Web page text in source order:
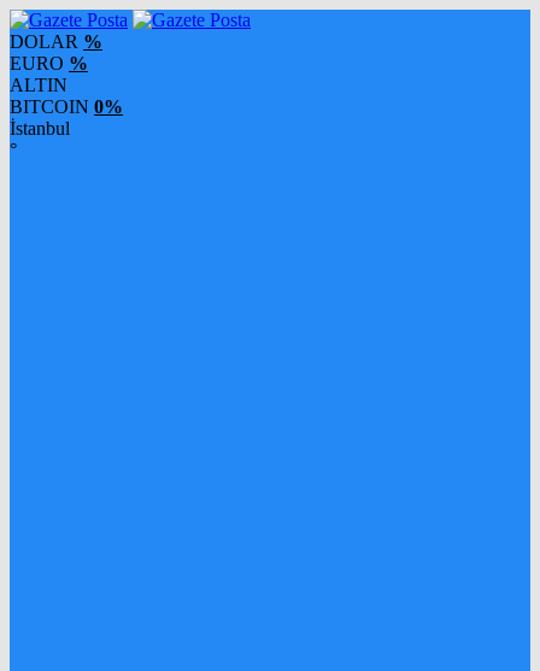
DOLAR %
EURO %
ALTIN
BITCOIN 0%
İstanbul
°